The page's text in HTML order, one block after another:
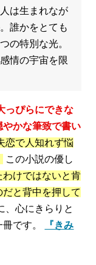
は生まれなが
誰かをとても
の特別な光。
情の宇宙を限
っぴらにできな
かな筆致で書い
恋で人知れず悩
この小説の優し
わけではないと肯
と背中を押して
、心にきらりと
です。
『きみ